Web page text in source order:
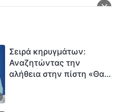
Σειρά κηρυγμάτων:
Αναζητώντας την
αλήθεια στην πίστη «Θα